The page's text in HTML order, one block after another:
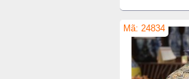
Mã: 24834